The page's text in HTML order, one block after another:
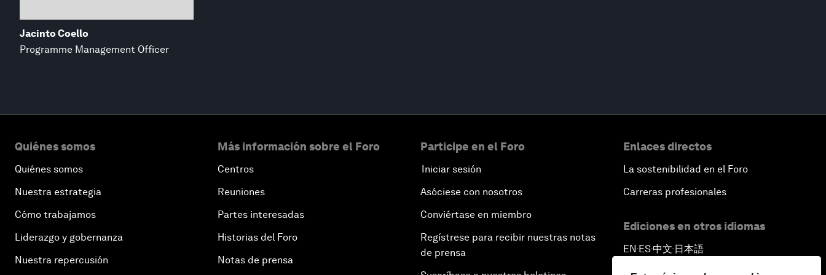
Jacinto Coello
Programme Management Officer
Quiénes somos
Quiénes somos
Nuestra estrategia
Cómo trabajamos
Liderazgo y gobernanza
Nuestra repercusión
Más información sobre el Foro
Centros
Reuniones
Partes interesadas
Historias del Foro
Notas de prensa
Participe en el Foro
Iniciar sesión
Asóciese con nosotros
Conviértase en miembro
Regístrese para recibir nuestras notas
de prensa
Enlaces directos
La sostenibilidad en el Foro
Carreras profesionales
Ediciones en otros idiomas
EN ▪ES▪中文▪ 日本語